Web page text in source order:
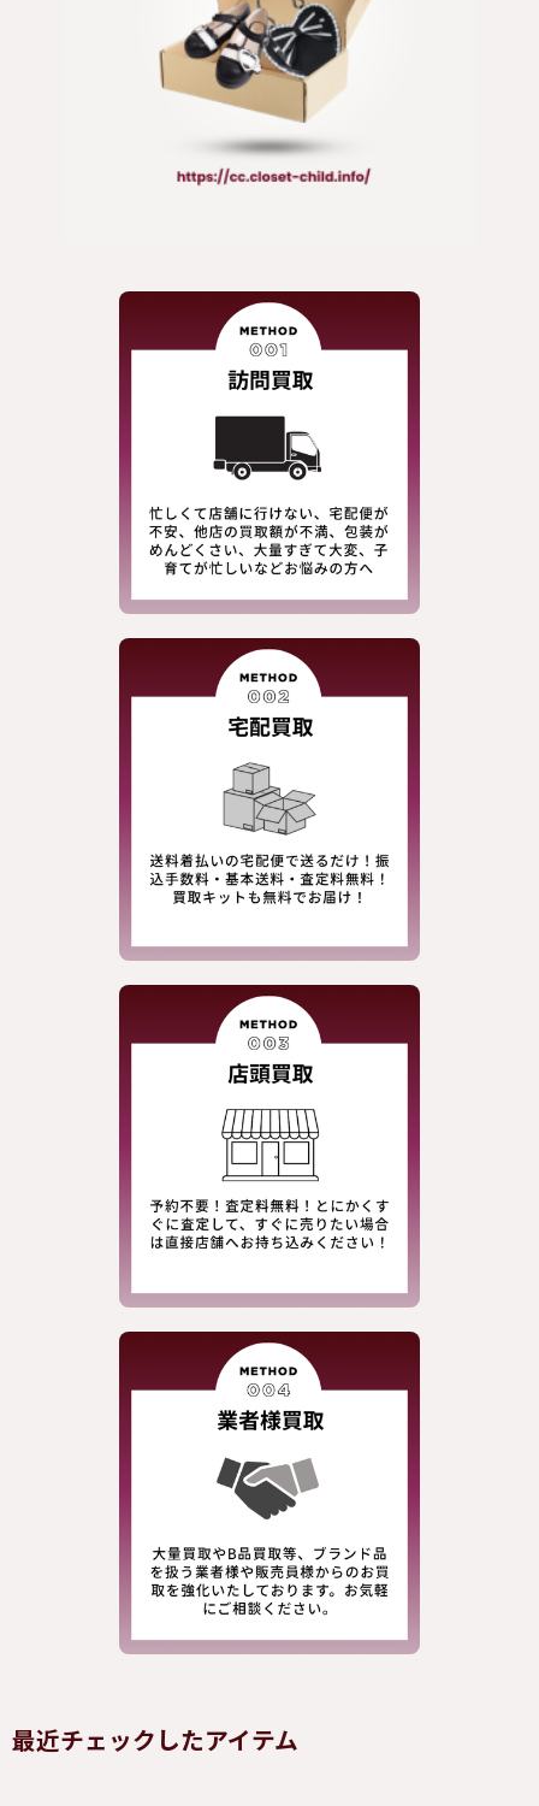
最近チェックしたアイテム